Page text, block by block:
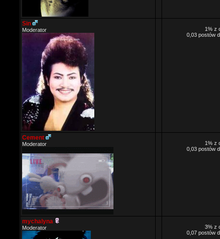
Sin
Moderator
1% z
0,03 postów
Cement
Moderator
1% z
0,03 postów
mychalyna
Moderator
3% z
0,07 postów